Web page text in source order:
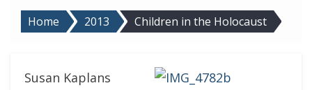
Home 2013 Children in the Holocaust
Susan Kaplans